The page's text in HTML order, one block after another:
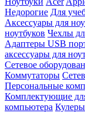
Недорогие Для
Аксессуары для
ноутбуков Чехлы
Адаптеры USB
аксессуары для
Сетевое
Коммутаторы
Персональные
Комплектующие
компьютера